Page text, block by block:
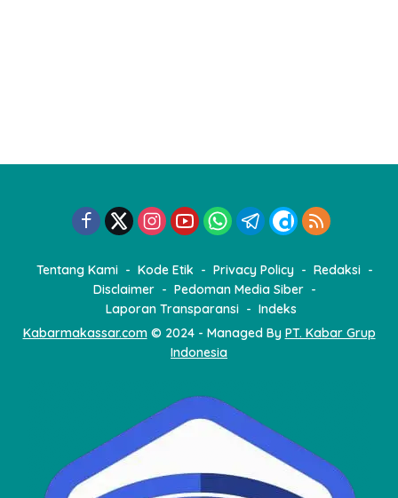
Tentang Kami Kode Etik Privacy Policy
Redaksi
Disclaimer
Pedoman Media Siber
Laporan Transparansi
Indeks
Kabarmakassar.com© 2024 - Managed By PT. Kabar Grup
Indonesia